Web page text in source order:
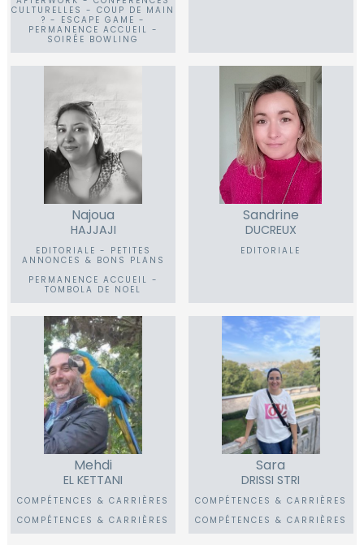
CULTURELLES - COUP DE MAIN
? - ESCAPE GAME -
PERMANENCE ACCUEIL -
SOIRÉE BOWLING
Najoua
HAJJAJI
EDITORIALE - PETITES
ANNONCES & BONS PLANS
PERMANENCE ACCUEIL -
TOMBOLA DE NOEL
Sandrine
DUCREUX
EDITORIALE
Mehdi
EL KETTANI
COMPÉTENCES & CARRIÈRES
COMPÉTENCES & CARRIÈRES
Sara
DRISSI STRI
COMPÉTENCES & CARRIÈRES
COMPÉTENCES & CARRIÈRES